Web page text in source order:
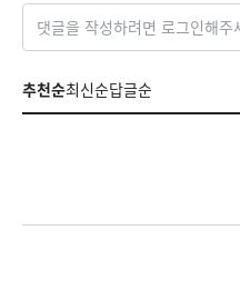
댓글을 작성하려면 로그인해주
추천순최신순답글순